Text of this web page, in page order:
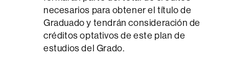
necesarios para obtener el título de
Graduado y tendrán consideración de
créditos optativos de este plan de
estudios del Grado.